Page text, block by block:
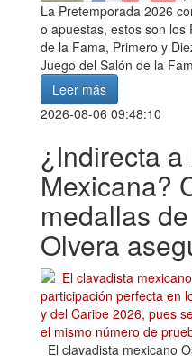
La Pretemporada 2026
o apuestas, estos son los
de la Fama, Primero y
Juego del Salón de la
Leer más
2026-08-06 09:48:10
¿Indirecta
Mexicana?
medallas
Olvera
El clavadista mexicano